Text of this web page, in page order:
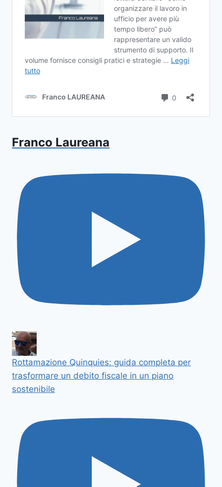
Franco Laureana
Rottamazione Quinquies: guida completa per
trasformare un debito fiscale in un piano
sostenibile